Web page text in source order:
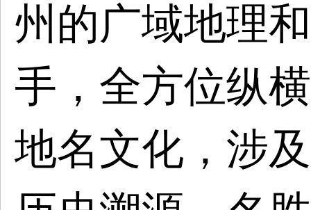
州的广域地理
手，全方位纵
地名文化，涉